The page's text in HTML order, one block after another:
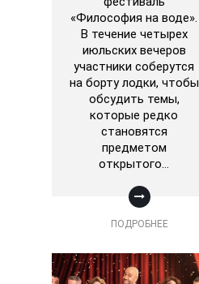
«Философия на воде».
В течение четырех
июльских вечеров
участники соберутся
на борту лодки, чтобы
обсудить темы,
которые редко
становятся
предметом
открытого…
ПОДРОБНЕЕ